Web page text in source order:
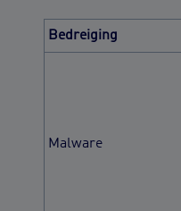
Bedreiging
Malware